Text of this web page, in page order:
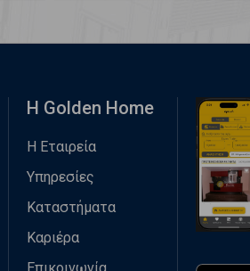
Η Golden Home
Η Εταιρεία
Υπηρεσίες
Καταστήματα
Καριέρα